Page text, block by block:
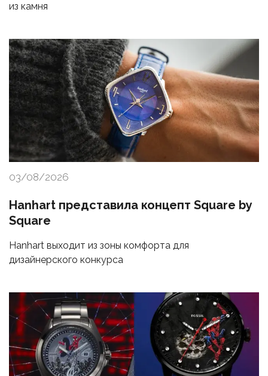
из камня
03/08/2026
Hanhart представила концепт Square by
Square
Hanhart выходит из зоны комфорта для
дизайнерского конкурса